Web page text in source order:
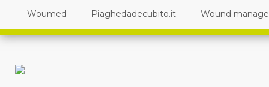
Woumed Piaghedadecubito.it Wound